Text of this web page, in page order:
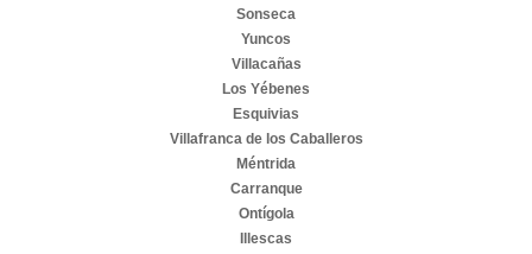
Sonseca
Yuncos
Villacañas
Los Yébenes
Esquivias
Villafranca de los Caballeros
Méntrida
Carranque
Ontígola
Illescas